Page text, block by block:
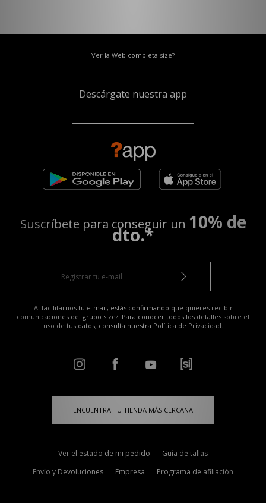
Ver la Web completa size?
Descárgate nuestra app
Suscríbete para conseguir un 10% de
dto.*
Al facilitarnos tu e-mail, estás confirmando que quieres recibir
comunicaciones del grupo size?. Para conocer todos los detalles sobre el
uso de tus datos, consulta nuestra Política de Privacidad.
ENCUENTRA TU TIENDA MÁS CERCANA
Ver el estado de mi pedido
Guía de tallas
Envío y Devoluciones
Empresa Programa de afiliación